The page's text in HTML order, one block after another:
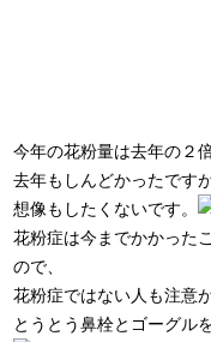
今年の花粉量は去年の２
去年もしんどかったです
想像もしたくないです。
花粉症は今までかかった
ので、
花粉症ではない人も注意
とうとう鼻栓とゴーグル